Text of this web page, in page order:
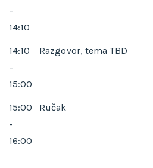
–
14:10
14:10
–
15:00
Razgovor, tema TBD
15:00
-
16:00
Ručak